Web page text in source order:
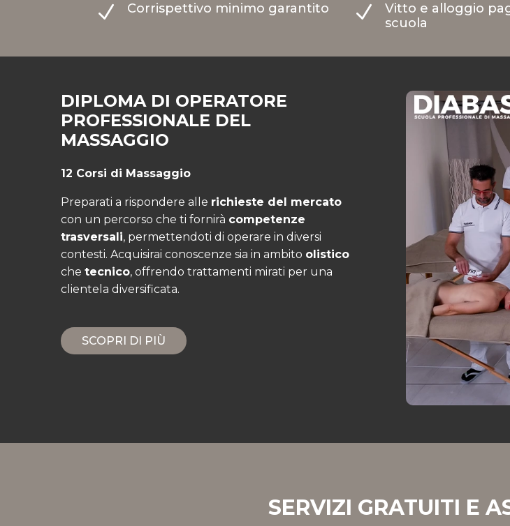
N Corrispettivo minimo garantito N
Vitto e alloggio
scuola
DIPLOMA DI OPERATORE
PROFESSIONALE DEL
MASSAGGIO
12 Corsi di Massaggio
Preparati a rispondere alle richieste del mercato
con un percorso che ti fornirà competenze
trasversali, permettendoti di operare in diversi
contesti. Acquisirai conoscenze sia in ambito olistico
che tecnico, offrendo trattamenti mirati per una
clientela diversificata.
SCOPRI DI PIÙ
SERVIZI GRATUITI E